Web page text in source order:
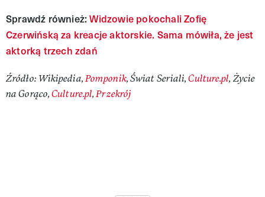
Sprawdź również:Widzowie pokochali Zofię
Czerwińską za kreacje aktorskie. Sama mówiła, że jest
aktorką trzech zdań
Źródło: Wikipedia,Pomponik, Świat Seriali,Culture.pl, Życie
na Gorąco,Culture.pl,Przekrój